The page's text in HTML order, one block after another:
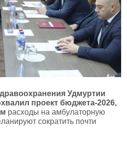
Удмуртии
проект бюджета‑2026,
расходы на амбулаторную
сократить почти